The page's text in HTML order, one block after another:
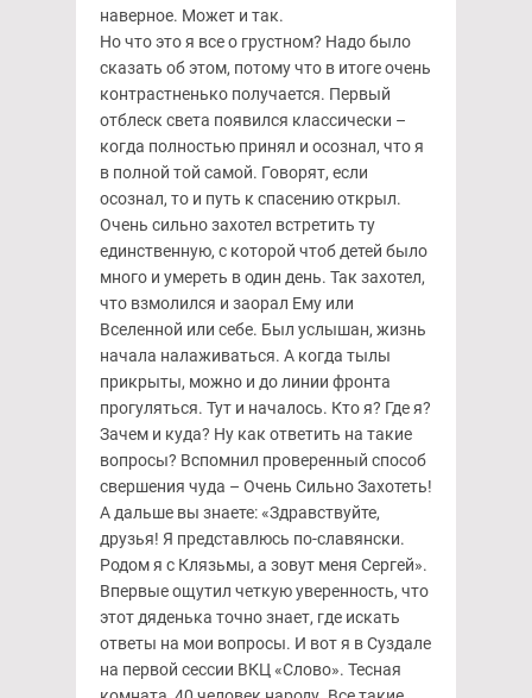
наверное. Может и так.
Но что это я все о грустном? Надо было
сказать об этом, потому что в итоге очень
контрастненько получается. Первый
отблеск света появился классически –
когда полностью принял и осознал, что я
в полной той самой. Говорят, если
осознал, то и путь к спасению открыл.
Очень сильно захотел встретить ту
единственную, с которой чтоб детей было
много и умереть в один день. Так захотел,
что взмолился и заорал Ему или
Вселенной или себе. Был услышан, жизнь
начала налаживаться. А когда тылы
прикрыты, можно и до линии фронта
прогуляться. Тут и началось. Кто я? Где я?
Зачем и куда? Ну как ответить на такие
вопросы? Вспомнил проверенный способ
свершения чуда – Очень Сильно Захотеть!
А дальше вы знаете: «Здравствуйте,
друзья! Я представлюсь по-славянски.
Родом я с Клязьмы, а зовут меня Сергей».
Впервые ощутил четкую уверенность, что
этот дяденька точно знает, где искать
ответы на мои вопросы. И вот я в Суздале
на первой сессии ВКЦ «Слово». Тесная